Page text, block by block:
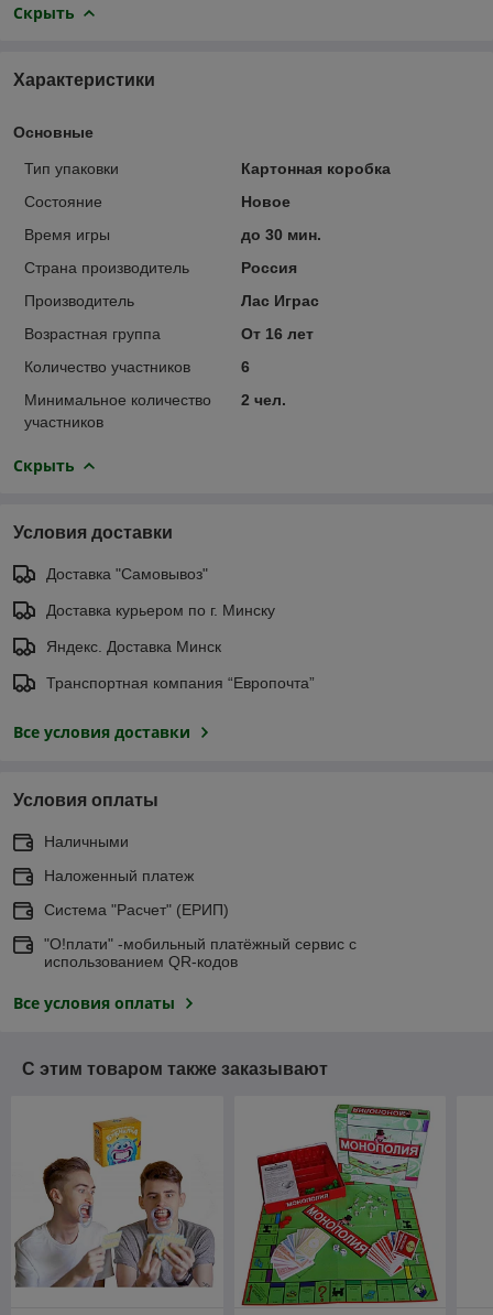
Скрыть
Характеристики
Основные
Тип упаковки
Картонная коробка
Состояние
Новое
Время игры
до 30 мин.
Страна производитель
Россия
Производитель
Лас Играс
Возрастная группа
От 16 лет
Количество участников
6
Минимальное количество
участников
2 чел.
Скрыть
Условия доставки
Доставка "Самовывоз"
Доставка курьером по г. Минску
Яндекс. Доставка Минск
Транспортная компания “Европочта”
Все условия доставки
Условия оплаты
Наличными
Наложенный платеж
Система "Расчет" (ЕРИП)
"О!плати" -мобильный платёжный сервис с
использованием QR-кодов
Все условия оплаты
С этим товаром также заказывают